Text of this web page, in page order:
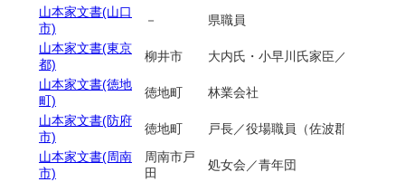
山本家文書(山口
市)
－
県職員
山本家文書(東京
都)
柳井市
大内氏・小早川氏家臣／陪臣(萩
山本家文書(徳地
町)
徳地町
林業会社
山本家文書(防府
市)
徳地町
戸長／役場職員（佐波郡出雲村）
山本家文書(周南
市)
周南市戸
田
処女会／青年団